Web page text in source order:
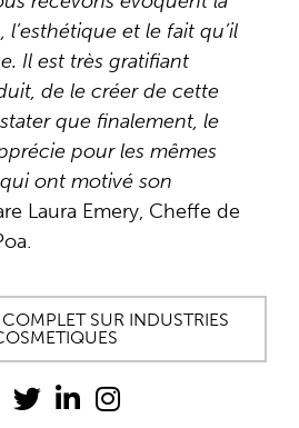
l’esthétique et le fait qu’il
Il est très gratifiant
de le créer de cette
que finalement, le
pour les mêmes
ont motivé son
Laura Emery, Cheffe de
COMPLET SUR INDUSTRIES